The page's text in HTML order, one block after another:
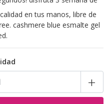
en tus manos, libre de
cashmere blue esmalte gel
+